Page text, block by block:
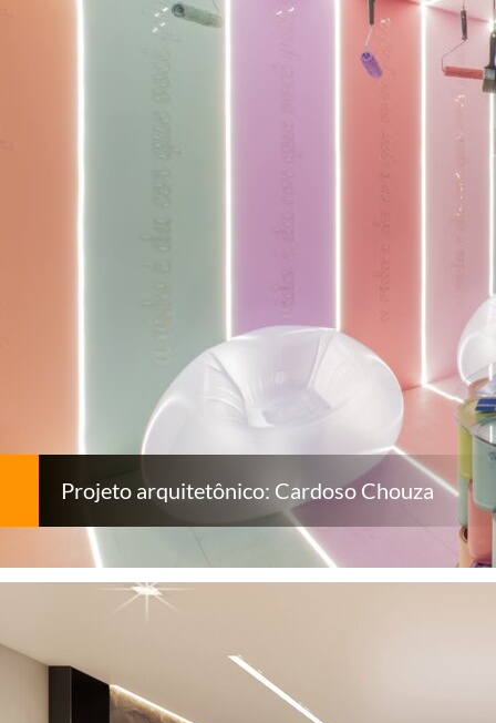
Projeto arquitetônico: Cardoso Chouza